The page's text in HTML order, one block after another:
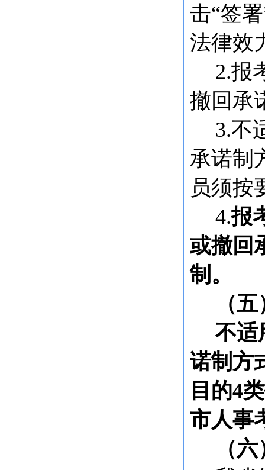
击“签
法律效
2.报
撤回承
3.不
承诺制
员须按
4.报
或撤回
制。
（
不适
诺制方
目的4
市人事
（